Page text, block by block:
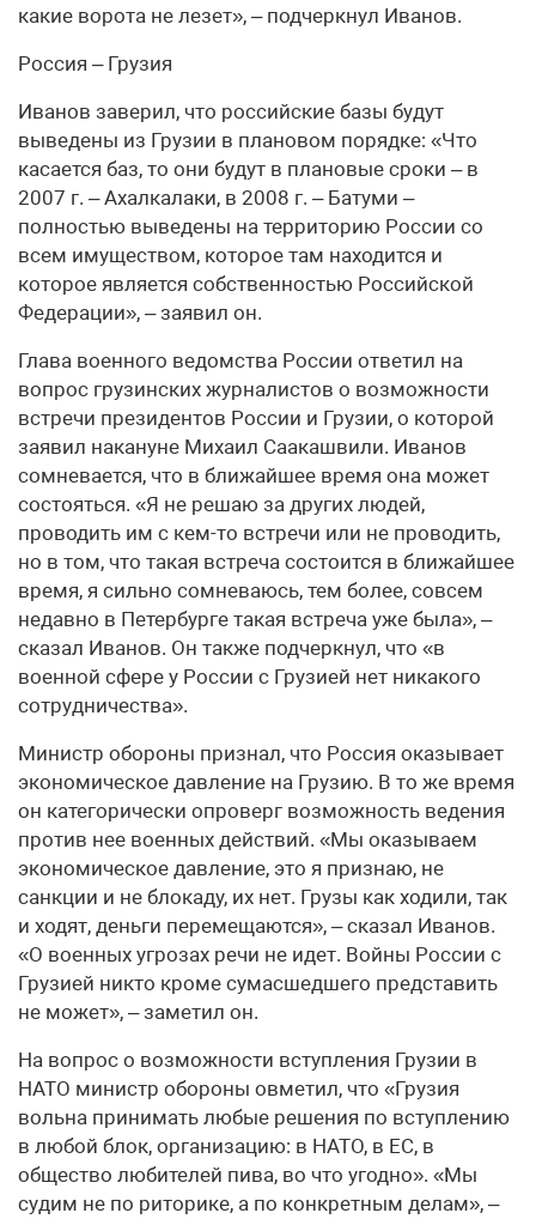
какие ворота не лезет», – подчеркнул Иванов.
Россия – Грузия
Иванов заверил, что российские базы будут
выведены из Грузии в плановом порядке: «Что
касается баз, то они будут в плановые сроки – в
2007 г. – Ахалкалаки, в 2008 г. – Батуми –
полностью выведены на территорию России со
всем имуществом, которое там находится и
которое является собственностью Российской
Федерации», – заявил он.
Глава военного ведомства России ответил на
вопрос грузинских журналистов о возможности
встречи президентов России и Грузии, о которой
заявил накануне Михаил Саакашвили. Иванов
сомневается, что в ближайшее время она может
состояться. «Я не решаю за других людей,
проводить им с кем-то встречи или не проводить,
но в том, что такая встреча состоится в ближайшее
время, я сильно сомневаюсь, тем более, совсем
недавно в Петербурге такая встреча уже была», –
сказал Иванов. Он также подчеркнул, что «в
военной сфере у России с Грузией нет никакого
сотрудничества».
Министр обороны признал, что Россия оказывает
экономическое давление на Грузию. В то же время
он категорически опроверг возможность ведения
против нее военных действий. «Мы оказываем
экономическое давление, это я признаю, не
санкции и не блокаду, их нет. Грузы как ходили, так
и ходят, деньги перемещаются», – сказал Иванов.
«О военных угрозах речи не идет. Войны России с
Грузией никто кроме сумасшедшего представить
не может», – заметил он.
На вопрос о возможности вступления Грузии в
НАТО министр обороны овметил, что «Грузия
вольна принимать любые решения по вступлению
в любой блок, организацию: в НАТО, в ЕС, в
общество любителей пива, во что угодно». «Мы
судим не по риторике, а по конкретным делам», –